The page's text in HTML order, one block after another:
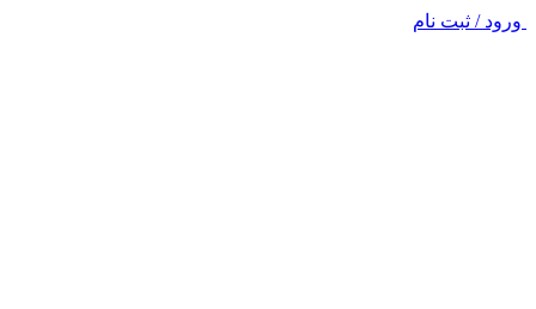
ورود / ثبت نام